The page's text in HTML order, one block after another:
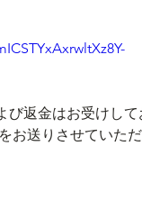
返金はお受けし
お送りさせていた